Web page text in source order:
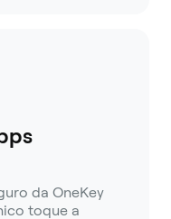
da OneKey
toque a